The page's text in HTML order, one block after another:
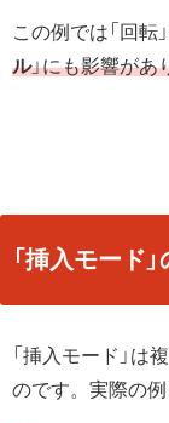
この例では「回転
ル」にも影響があ
「挿入モード
「挿入モード」
のです。実際の例